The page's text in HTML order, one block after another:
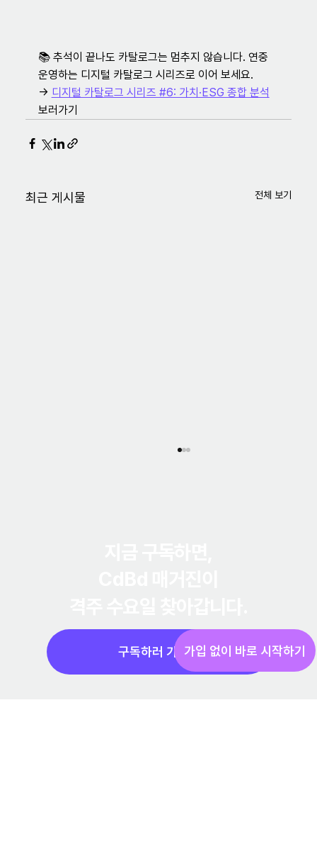
📚 추석이 끝나도 카탈로그는 멈추지 않습니다. 연중
운영하는 디지털 카탈로그 시리즈로 이어 보세요.
→ 디지털 카탈로그 시리즈 #6: 가치·ESG 종합 분석
보러가기
최근 게시물 전체 보기
한 줄로 보내는 B2B 영업 카탈로그 운영법
구독하러 가기가입 없이 바로 시작하기